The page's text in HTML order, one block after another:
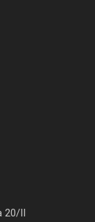
20/II